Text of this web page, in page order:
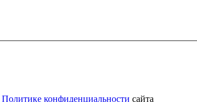
Политике конфиденциальности сайта